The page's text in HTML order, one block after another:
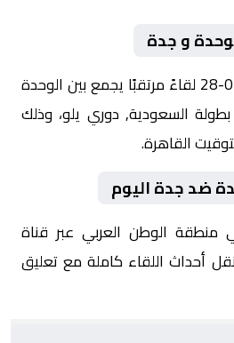
و جدة
يستضيف اليوم 2026-01-28 لقاءً مرتقبًا يجمع بين الوحدة
السعودية, دوري يلو، وذلك
ضد جدة اليوم
منطقة الوطن العربي عبر قناة
أحداث اللقاء كاملة مع تعليق